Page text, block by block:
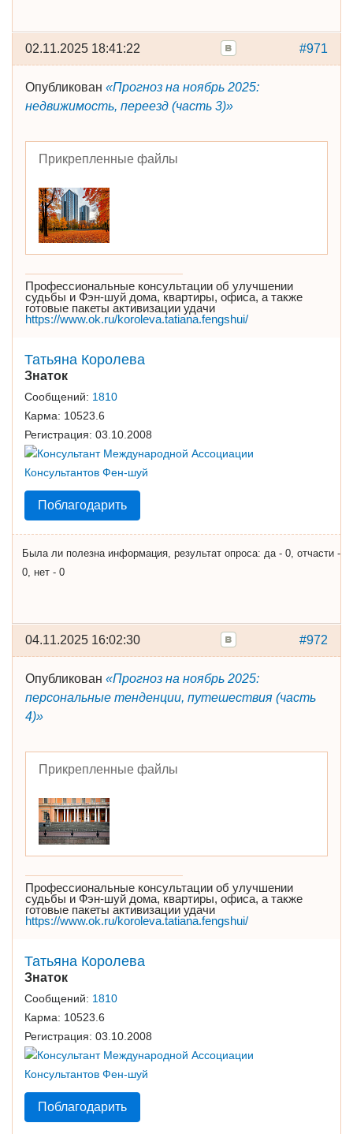
#971
02.11.2025 18:41:22
Опубликован «Прогноз на ноябрь 2025:
недвижимость, переезд (часть 3)»
Прикрепленные файлы
Профессиональные консультации об улучшении
судьбы и Фэн-шуй дома, квартиры, офиса, а также
готовые пакеты активизации удачи
https://www.ok.ru/koroleva.tatiana.fengshui/
Татьяна Королева
Знаток
Сообщений: 1810
Карма: 10523.6
Регистрация: 03.10.2008
Поблагодарить
Была ли полезна информация, результат опроса: да - 0, отчасти -
0, нет - 0
#972
04.11.2025 16:02:30
Опубликован «Прогноз на ноябрь 2025:
персональные тенденции, путешествия (часть
4)»
Прикрепленные файлы
Профессиональные консультации об улучшении
судьбы и Фэн-шуй дома, квартиры, офиса, а также
готовые пакеты активизации удачи
https://www.ok.ru/koroleva.tatiana.fengshui/
Татьяна Королева
Знаток
Сообщений: 1810
Карма: 10523.6
Регистрация: 03.10.2008
Поблагодарить